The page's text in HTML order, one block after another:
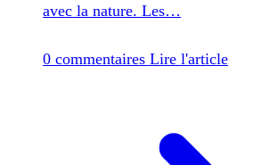
avec la nature. Les…
0 commentaires Lire l'article